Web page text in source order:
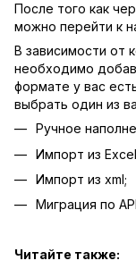
После того как
можно перейти к
В зависимости от
необходимо
формате у вас
выбрать один из
Ручное
Импорт из
Импорт из xml;
Миграция по
Читайте также: